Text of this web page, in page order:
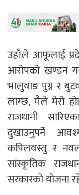
उहाँले आफूलाई
आरोपको खण्डन
भालुवाङ पुग्न र
लाग्छ, मैले मेरो
राजधानी
दुखाउनुपर्ने
कपिलवस्तु र
सांस्कृतिक
सरकारको योजना